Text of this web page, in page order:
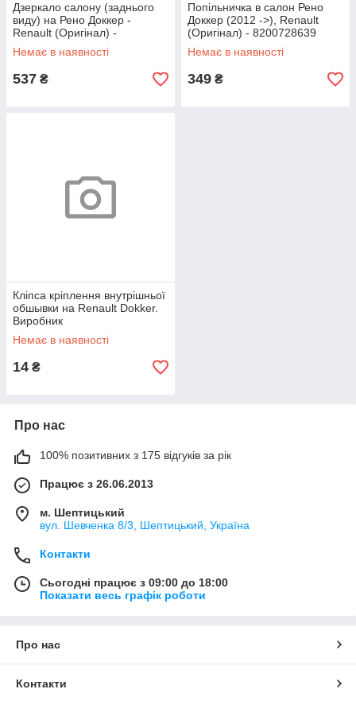
Дзеркало салону (заднього
виду) на Рено Доккер -
Renault (Оригінал) -
7701349373
Немає в наявності
537 ₴
Попільничка в салон Рено
Доккер (2012 ->), Renault
(Оригінал) - 8200728639
Немає в наявності
349 ₴
Кліпса кріплення внутрішньої
обшывки на Renault Dokker.
Виробник
PEUGEOT(Франція) 9345ZN
Немає в наявності
14 ₴
Про нас
100% позитивних з 175 відгуків за рік
Працює з 26.06.2013
м. Шептицький
вул. Шевченка 8/3, Шептицький, Україна
Контакти
Сьогодні працює з 09:00 до 18:00
Показати весь графік роботи
Про нас
Контакти